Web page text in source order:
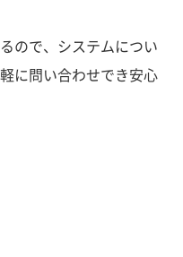
ので、システムについ
に問い合わせでき安心